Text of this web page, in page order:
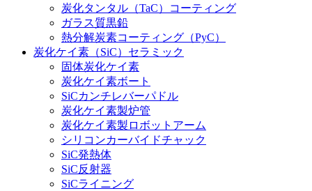
炭化タンタル（TaC）コーティング
ガラス質黒鉛
熱分解炭素コーティング（PyC）
炭化ケイ素（SiC）セラミック
固体炭化ケイ素
炭化ケイ素ボート
SiCカンチレバーパドル
炭化ケイ素製炉管
炭化ケイ素製ロボットアーム
シリコンカーバイドチャック
SiC発熱体
SiC反射器
SiCライニング